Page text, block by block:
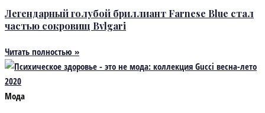
Легендарный голубой бриллиант Farnese Blue стал
частью сокровищ Bvlgari
Читать полностью »
Мода